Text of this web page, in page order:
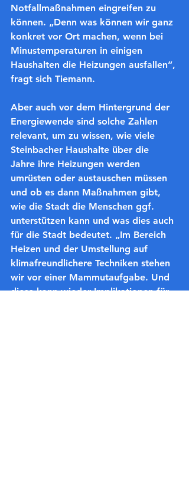
Notfallmaßnahmen eingreifen zu
können. „Denn was können wir ganz
konkret vor Ort machen, wenn bei
Minustemperaturen in einigen
Haushalten die Heizungen ausfallen“,
fragt sich Tiemann.
Aber auch vor dem Hintergrund der
Energiewende sind solche Zahlen
relevant, um zu wissen, wie viele
Steinbacher Haushalte über die
Jahre ihre Heizungen werden
umrüsten oder austauschen müssen
und ob es dann Maßnahmen gibt,
wie die Stadt die Menschen ggf.
unterstützen kann und was dies auch
für die Stadt bedeutet. „Im Bereich
Heizen und der Umstellung auf
klimafreundlichere Techniken stehen
wir vor einer Mammutaufgabe. Und
diese kann wieder Implikationen für